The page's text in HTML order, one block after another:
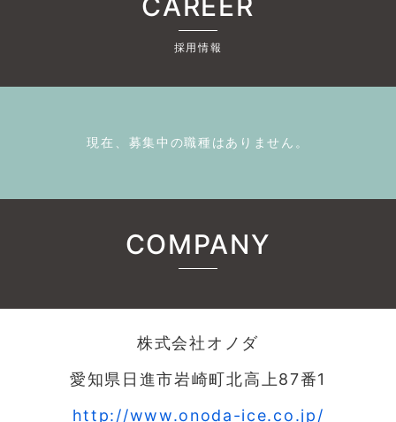
採用情報
現在、募集中の職種はありません。
COMPANY
株式会社オノダ
愛知県日進市岩崎町北高上87番1
http://www.onoda-ice.co.jp/